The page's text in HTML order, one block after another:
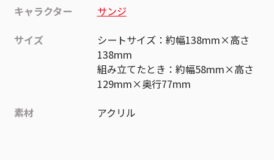
キャラクター
サンジ
サイズ
シートサイズ：約幅138mm×高さ
138mm
組み立てたとき：約幅58mm×高さ
129mm×奥行77mm
素材
アクリル